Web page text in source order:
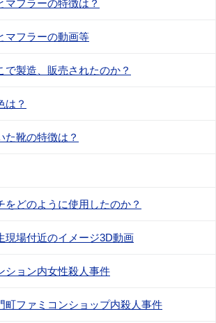
マフラーの特徴は？
マフラーの動画等
で製造、販売されたのか？
は？
た靴の特徴は？
をどのように使用したのか？
現場付近のイメージ3D動画
ション内女性殺人事件
町ファミコンショップ内殺人事件